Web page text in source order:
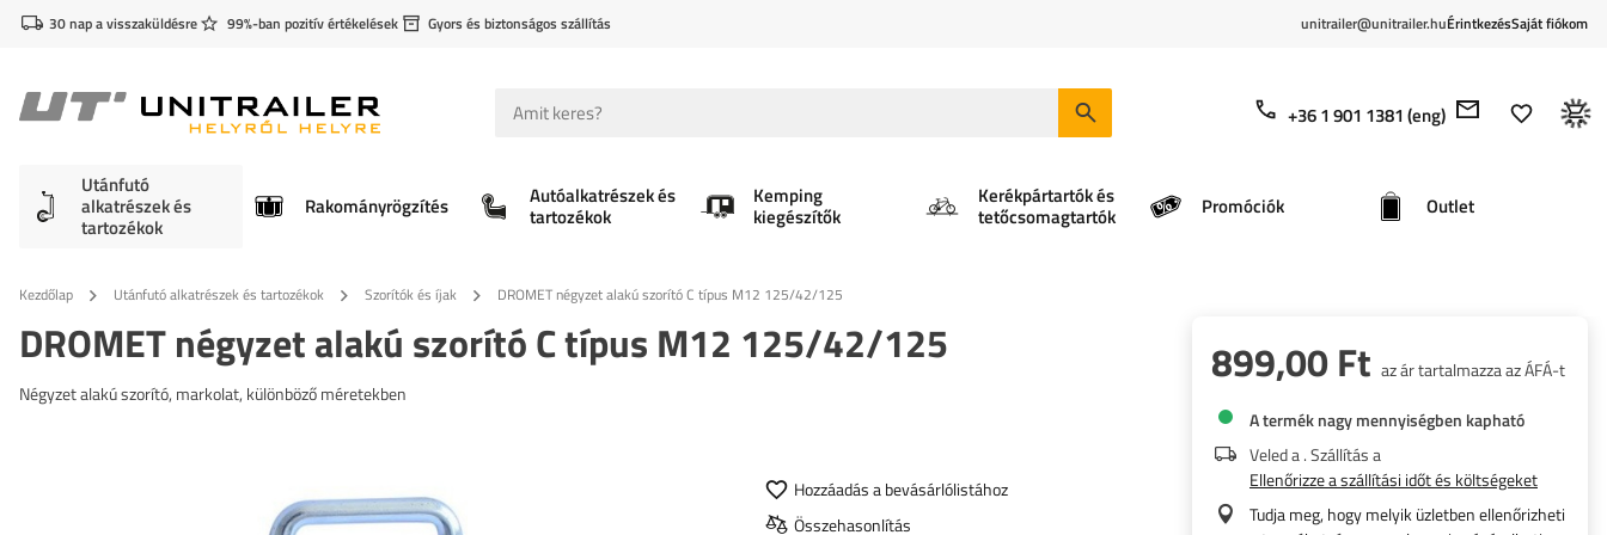
30 nap a visszaküldésre 99%-ban pozitív értékelések Gyors és biztonságos szállítás unitrailer@unitrailer.huÉrintkezésSaját fiókom
+36 1 901 1381 (eng)
Utánfutó
alkatrészek és
tartozékok
Rakományrögzítés Autóalkatrészek és
tartozékok
Kemping
kiegészítők
Kerékpártartók és
tetőcsomagtartók Promóciók Outlet
Kezdőlap Utánfutó alkatrészek és tartozékok Szorítók és íjak DROMET négyzet alakú szorító C típus M12 125/42/125
DROMET négyzet alakú szorító C típus M12 125/42/125
Négyzet alakú szorító, markolat, különböző méretekben
Hozzáadás a bevásárlólistához
Összehasonlítás
899,00 Ft az ár tartalmazza az ÁFÁ-t
A termék nagy mennyiségben kapható
Veled a. Szállítás a
Ellenőrizze a szállítási időt és költségeket
Tudja meg, hogy melyik üzletben ellenőrizheti